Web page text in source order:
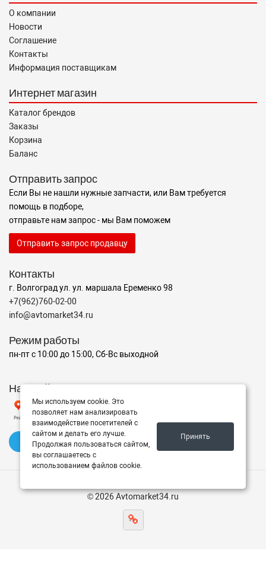
О компании
Новости
Соглашение
Контакты
Информация поставщикам
Интернет магазин
Каталог брендов
Заказы
Корзина
Баланс
Отправить запрос
Если Вы не нашли нужные запчасти, или Вам требуется
помощь в подборе,
отправьте нам запрос - мы Вам поможем
Отправить запрос продавцу
Контакты
г. Волгоград ул. ул. маршала Еременко 98
+7(962)760-02-00
info@avtomarket34.ru
Режим работы
пн-пт с 10:00 до 15:00, Сб-Вс выходной
Наш рейтинг на Яндексе
✍️ Оставить отзыв
© 2026 Avtomarket34.ru
Мы используем cookie. Это
позволяет нам анализировать
взаимодействие посетителей с
сайтом и делать его лучше.
Продолжая пользоваться сайтом,
вы соглашаетесь с
использованием файлов cookie.
Принять